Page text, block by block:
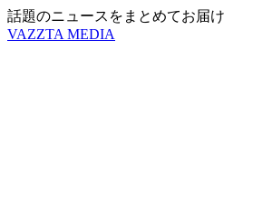
話題のニュースをまとめてお届け
VAZZTA MEDIA